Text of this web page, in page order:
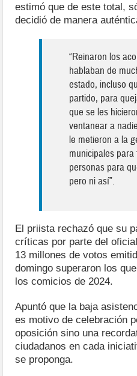
estimó que de este total,
decidió de manera
“Reinaron los
hablaban de
estado, incluso
partido, para
que se les
ventanear a
le metieron a la
municipales
personas para
pero ni así”.
El priista rechazó que su
críticas por parte del
13 millones de votos
domingo superaron los
los comicios de 2024.
Apuntó que la baja
es motivo de celebración
oposición sino una
ciudadanos en cada
se proponga.